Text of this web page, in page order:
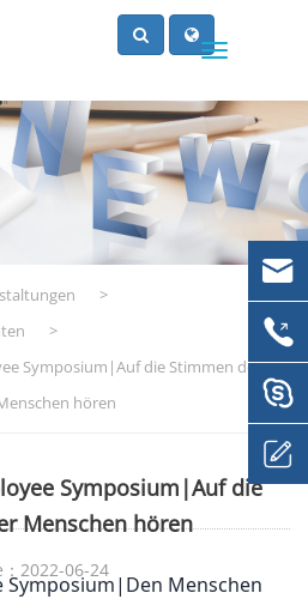
>
>
Symposium|Auf die Stimmen der
hören
Symposium|Auf die
Menschen hören
2022-06-24
Symposium|Den Menschen